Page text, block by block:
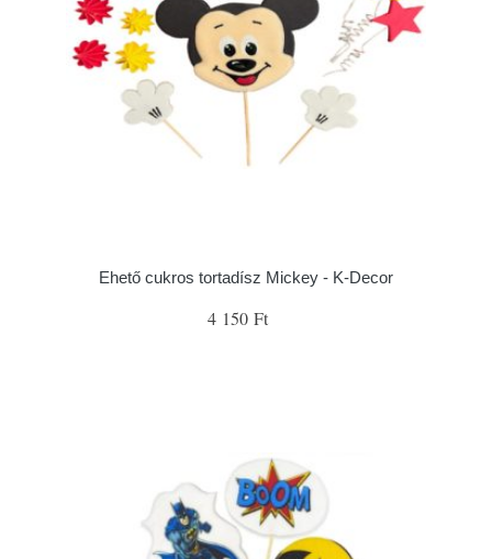
Ehető cukros tortadísz Mickey - K-Decor
4 150 Ft